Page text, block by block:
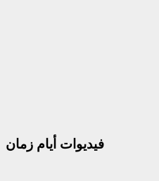
فيديوات أيام زمان